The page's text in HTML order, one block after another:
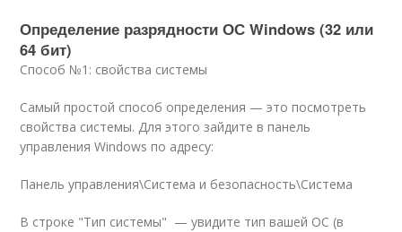
Определение разрядности ОС Windows (32 или
64 бит)
Способ №1: свойства системы
Самый простой способ определения — это посмотреть
свойства системы. Для этого зайдите в панель
управления Windows по адресу:
Панель управления\Система и безопасность\Система
В строке "Тип системы" — увидите тип вашей ОС (в